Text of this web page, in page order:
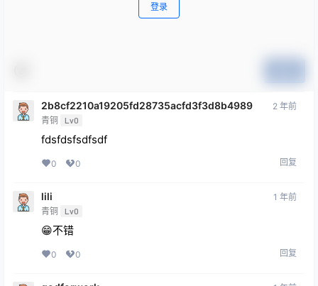
登录
2b8cf2210a19205fd28735acfd3f3d8b4989
青铜 Lv0
2 年前
fdsfdsfsdfsdf
0 0 回复
lili
青铜 Lv0
1 年前
😁不错
0 0 回复